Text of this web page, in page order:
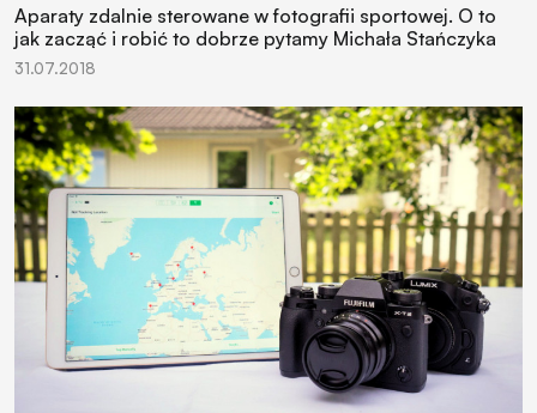
Aparaty zdalnie sterowane w fotografii sportowej. O to
jak zacząć i robić to dobrze pytamy Michała Stańczyka
31.07.2018